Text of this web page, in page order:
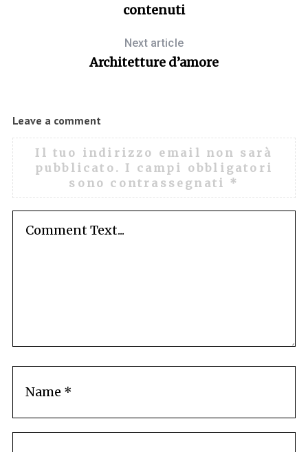
contenuti
Next article
Architetture d’amore
Leave a comment
Il tuo indirizzo email non sarà
pubblicato. I campi obbligatori
sono contrassegnati *